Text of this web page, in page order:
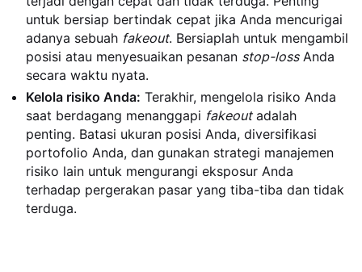
untuk bersiap bertindak cepat jika Anda mencurigai
adanya sebuah fakeout. Bersiaplah untuk mengambil
posisi atau menyesuaikan pesanan stop-lossAnda
secara waktu nyata.
Kelola risiko Anda: Terakhir, mengelola risiko Anda
saat berdagang menanggapi fakeoutadalah
penting. Batasi ukuran posisi Anda, diversifikasi
portofolio Anda, dan gunakan strategi manajemen
risiko lain untuk mengurangi eksposur Anda
terhadap pergerakan pasar yang tiba-tiba dan tidak
terduga.